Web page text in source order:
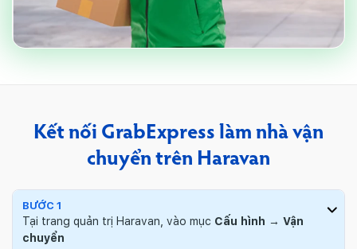
Kết nối GrabExpress làm nhà vận
chuyển trên Haravan
BƯỚC 1
Tại trang quản trị Haravan, vào mục Cấu hình → Vận
chuyển